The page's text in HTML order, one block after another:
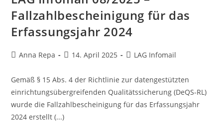
Fallzahlbescheinigung für das
Erfassungsjahr 2024
Anna Repa 14. April 2025 LAG Infomail
Gemäß § 15 Abs. 4 der Richtlinie zur datengestützten
einrichtungsübergreifenden Qualitätssicherung (DeQS-RL)
wurde die Fallzahlbescheinigung für das Erfassungsjahr
2024 erstellt (...)